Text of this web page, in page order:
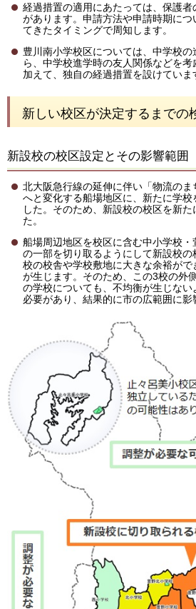
経過措置の適用にあたっては、保護
があります。申請方法や申請時期に
てきたタイミングで周知します。
豊川南小学校区については、中学校
ら、中学校進学時の友人関係などを
加えて、独自の経過措置を設けていま
新しい校区が決定するまでの
新設校の校区設定とその影響範囲
北大阪急行線の延伸に伴い「物流のま
へと変化する船場地区に、新たに学校
した。そのため、新設校の校区を新
た。
船場周辺地区を校区に含む中小学校
の一部を切り取るようにして新設校
校の校舎や学校敷地に大きな余裕が
が生じます。そのため、この3校の外
の学校についても、不均衡が生じない
必要があり、結果的に市の広範囲に影